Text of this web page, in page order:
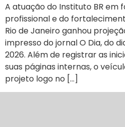
A atuação do Instituto BR em
profissional e do
Rio de Janeiro ganhou
impresso do jornal O Dia, do
2026. Além de registrar as
suas páginas internas, o
projeto logo no […]